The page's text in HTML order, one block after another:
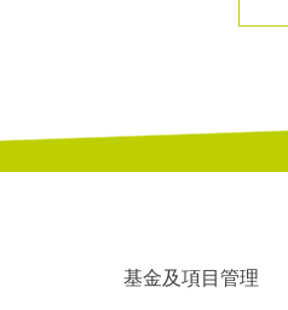
基金及項目管理